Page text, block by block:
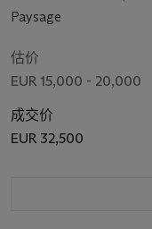
Paysage
估价
EUR 15,000 - 20,000
成交价
EUR 32,500